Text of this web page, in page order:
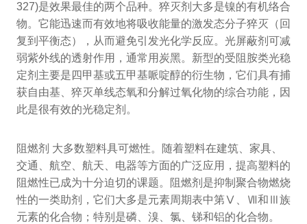
327)是效果最佳的两个品种。猝灭剂大多是镍的有机络合
物。它能迅速而有效地将吸收能量的激发态分子猝灭（回
复到平衡态），从而避免引发光化学反应。光屏蔽剂可减
弱紫外线的透射作用，通常用炭黑。新型的受阻胺类光稳
定剂主要是四甲基或五甲基哌啶醇的衍生物，它们具有捕
获自由基、猝灭单线态氧和分解过氧化物的综合功能，因
此是很有效的光稳定剂。
阻燃剂 大多数塑料具可燃性。随着塑料在建筑、家具、
交通、航空、航天、电器等方面的广泛应用，提高塑料的
阻燃性已成为十分迫切的课题。阻燃剂是抑制聚合物燃烧
性的一类助剂，它们大多是元素周期表中第Ⅴ、Ⅶ和Ⅲ族
元素的化合物；特别是磷、溴、氯、锑和铝的化合物。